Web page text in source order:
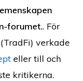
forumet.. För
verkade
eller till och
kritikerna.